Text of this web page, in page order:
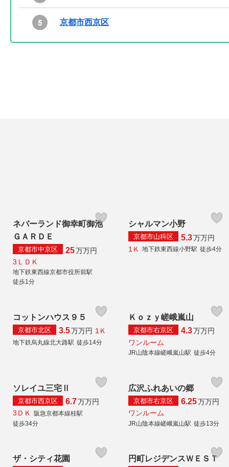
京都市西京区
ネバーランド御幸町御池
ＧＡＲＤＥ
京都市中京区 25万万円
3ＬＤＫ
地下鉄東西線京都市役所前駅
徒歩1分
シャルマン小野
京都市山科区 5.3万万円
1Ｋ
地下鉄東西線小野駅 徒歩4分
コットンハウス９５
京都市北区 3.5万万円 1Ｋ
地下鉄烏丸線北大路駅 徒歩14分
Ｋｏｚｙ嵯峨嵐山
京都市右京区 4.3万万円
ワンルーム
JR山陰本線嵯峨嵐山駅 徒歩4分
ソレイユ三宅Ⅱ
京都市西京区 6.7万万円
3ＤＫ 阪急京都本線桂駅
徒歩34分
広沢ふれあいの郷
京都市右京区 6.25万万円
ワンルーム
JR山陰本線嵯峨嵐山駅 徒歩13分
ザ・シティ花園 円町レジデンスＷＥＳＴ